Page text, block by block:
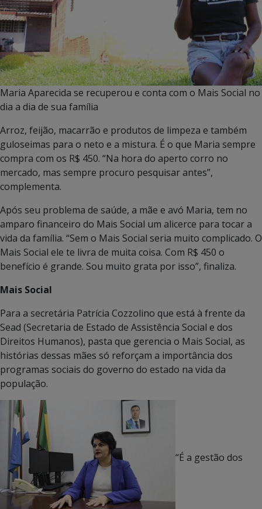
Maria Aparecida se recuperou e conta com o Mais Social no
dia a dia de sua família
Arroz, feijão, macarrão e produtos de limpeza e também
guloseimas para o neto e a mistura. É o que Maria sempre
compra com os R$ 450. “Na hora do aperto corro no
mercado, mas sempre procuro pesquisar antes”,
complementa.
Após seu problema de saúde, a mãe e avó Maria, tem no
amparo financeiro do Mais Social um alicerce para tocar a
vida da família. “Sem o Mais Social seria muito complicado. O
Mais Social ele te livra de muita coisa. Com R$ 450 o
benefício é grande. Sou muito grata por isso”, finaliza.
Mais Social
Para a secretária Patrícia Cozzolino que está à frente da
Sead (Secretaria de Estado de Assistência Social e dos
Direitos Humanos), pasta que gerencia o Mais Social, as
histórias dessas mães só reforçam a importância dos
programas sociais do governo do estado na vida da
população.
“É a gestão dos